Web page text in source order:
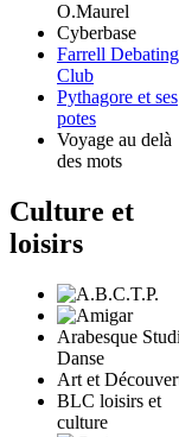
O.Maurel
Cyberbase
Farrell Debating
Club
Pythagore et ses
potes
Voyage au delà
des mots
Culture et
loisirs
Arabesque
Danse
Art et
BLC loisirs et
culture